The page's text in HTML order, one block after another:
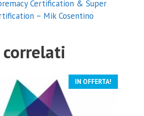
Certification & Super
– Mik Cosentino
IN OFFERTA!
Sconto 20%
e riceverai il coupon con uno sconto del
20% su qualsiasi corso.